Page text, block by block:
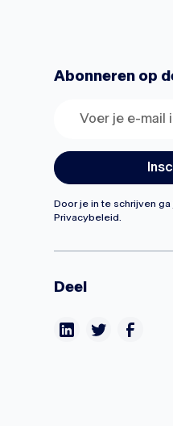
Abonneren op
Door je in te schrijven
Privacybeleid.
Deel